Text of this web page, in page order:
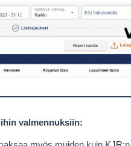
valmennuksiin: